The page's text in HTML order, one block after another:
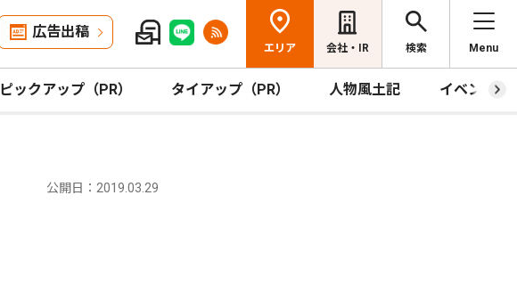
広告出稿
エリア 会社・IR 検索 Menu
ピックアップ（PR） タイアップ（PR） 人物風土記 イベント
公開日：2019.03.29